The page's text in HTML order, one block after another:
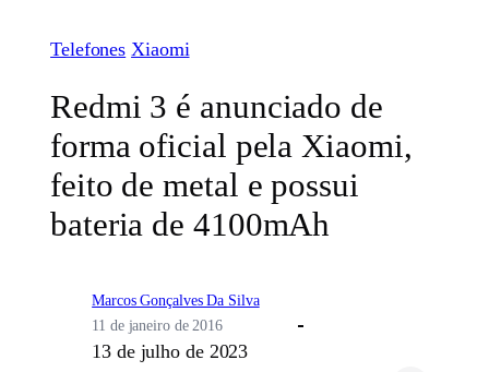
Telefones Xiaomi
Redmi 3 é anunciado de
forma oficial pela Xiaomi,
feito de metal e possui
bateria de 4100mAh
Marcos Gonçalves Da Silva
11 de janeiro de 2016
13 de julho de 2023